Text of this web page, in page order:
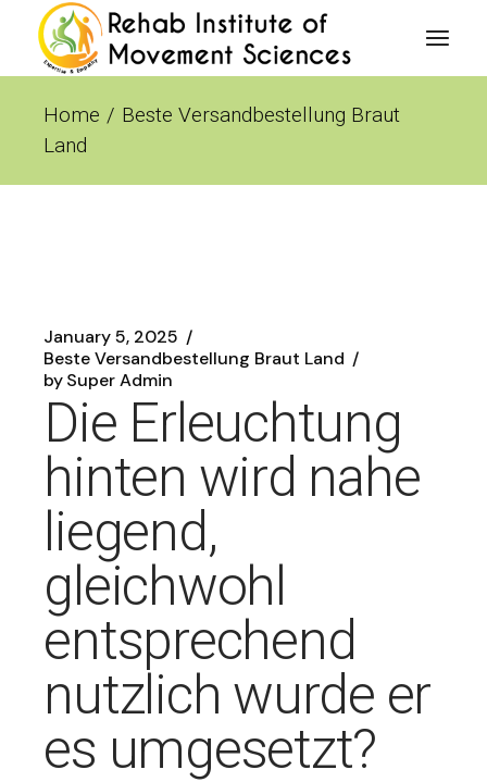
content
Home
Beste Versandbestellung Braut
Land
January 5, 2025
Beste Versandbestellung Braut Land
bySuper Admin
Die Erleuchtung
hinten wird nahe
liegend,
gleichwohl
entsprechend
nutzlich wurde er
es umgesetzt?